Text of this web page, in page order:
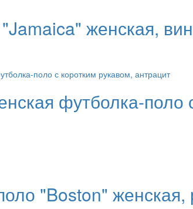
женская,
футболка-поло
"Boston" женская,